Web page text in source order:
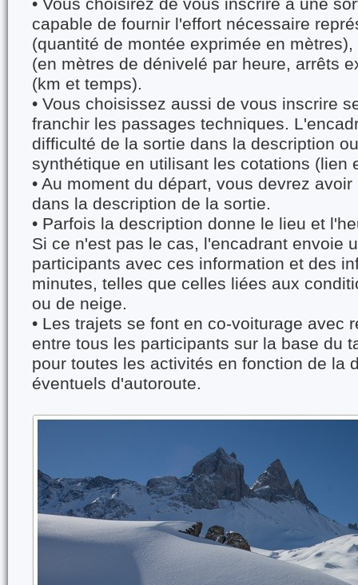
• Vous choisirez de vous inscrire à une
capable de fournir l'effort nécessaire
(quantité de montée exprimée en
(en mètres de dénivelé par heure, arrêts
(km et temps).
• Vous choisissez aussi de vous inscrire
franchir les passages techniques.
difficulté de la sortie dans la description
synthétique en utilisant les cotations (lien
• Au moment du départ, vous devrez
dans la description de la sortie.
• Parfois la description donne le lieu et
Si ce n'est pas le cas, l'encadrant envoie
participants avec ces information et des
minutes, telles que celles liées aux
ou de neige.
• Les trajets se font en co-voiturage avec
entre tous les participants sur la base du
pour toutes les activités en fonction de la
éventuels d'autoroute.